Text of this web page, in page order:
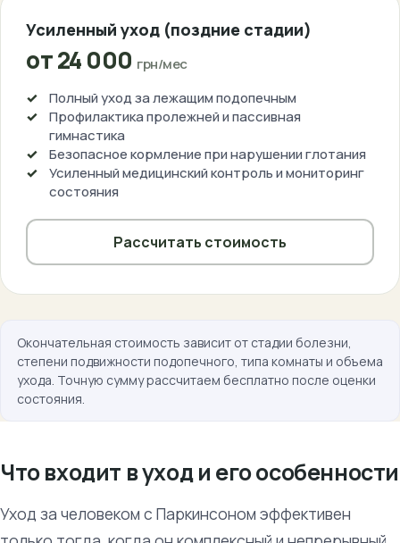
Усиленный уход (поздние стадии)
от 24 000 грн/мес
Полный уход за лежащим подопечным
Профилактика пролежней и пассивная
гимнастика
Безопасное кормление при нарушении глотания
Усиленный медицинский контроль и мониторинг
состояния
Рассчитать стоимость
Окончательная стоимость зависит от стадии болезни,
степени подвижности подопечного, типа комнаты и объема
ухода. Точную сумму рассчитаем бесплатно после оценки
состояния.
Что входит в уход и его особенности
Уход за человеком с Паркинсоном эффективен